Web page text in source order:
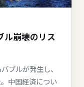
ル崩壊のリス
ブルが発生し、
中国経済につい